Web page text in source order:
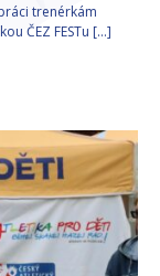
trenérkám
ČEZ FESTu […]